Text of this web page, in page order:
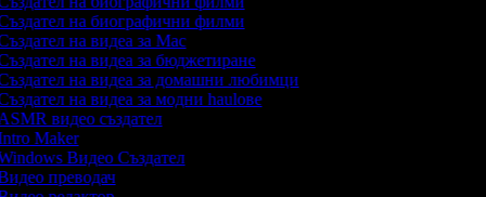
на биографични филми
на видеа за Mac
на видеа за бюджетиране
на видеа за домашни любимци
на видеа за модни haulове
видео създател
Maker
Видео Създател
преводач